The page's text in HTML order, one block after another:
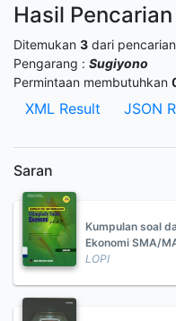
Hasil Pencarian
Ditemukan 3 dari
Pengarang : Sugiyono
Permintaan membutuhkan
XML Result JSON
Saran
Kumpulan soal
Ekonomi SMA/
LOPI